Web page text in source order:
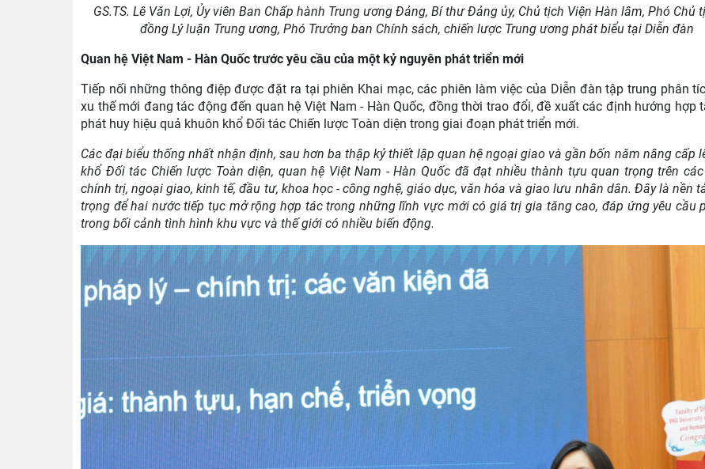
GS.TS. Lê Văn Lợi, Ủy viên Ban Chấp hành Trung ương Đảng, Bí thư Đảng ủy, Chủ tịch Viện Hàn lâm, Phó Chủ
đồng Lý luận Trung ương, Phó Trưởng ban Chính sách, chiến lược Trung ương phát biểu tại Diễn đàn
Quan hệ Việt Nam - Hàn Quốc trước yêu cầu của một kỷ nguyên phát triển mới
Tiếp nối những thông điệp được đặt ra tại phiên Khai mạc, các phiên làm việc của Diễn đàn tập trung phân
xu thế mới đang tác động đến quan hệ Việt Nam - Hàn Quốc, đồng thời trao đổi, đề xuất các định hướng hợp
phát huy hiệu quả khuôn khổ Đối tác Chiến lược Toàn diện trong giai đoạn phát triển mới.
Các đại biểu thống nhất nhận định, sau hơn ba thập kỷ thiết lập quan hệ ngoại giao và gần bốn năm nâng cấp
khổ Đối tác Chiến lược Toàn diện, quan hệ Việt Nam - Hàn Quốc đã đạt nhiều thành tựu quan trọng trên
chính trị, ngoại giao, kinh tế, đầu tư, khoa học - công nghệ, giáo dục, văn hóa và giao lưu nhân dân. Đây là nền
trọng để hai nước tiếp tục mở rộng hợp tác trong những lĩnh vực mới có giá trị gia tăng cao, đáp ứng yêu cầu
trong bối cảnh tình hình khu vực và thế giới có nhiều biến động.